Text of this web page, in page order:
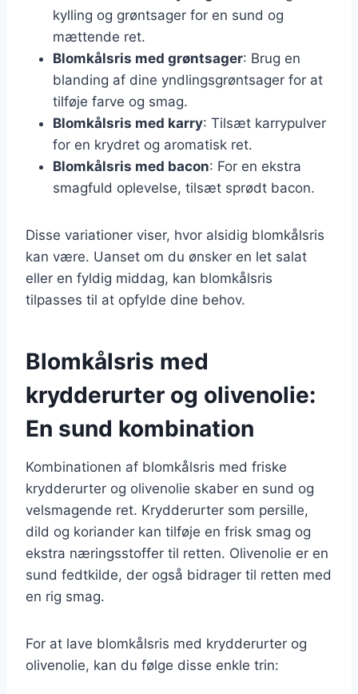
kylling og grøntsager for en sund og
mættende ret.
Blomkålsris med grøntsager: Brug en
blanding af dine yndlingsgrøntsager for at
tilføje farve og smag.
Blomkålsris med karry: Tilsæt karrypulver
for en krydret og aromatisk ret.
Blomkålsris med bacon: For en ekstra
smagfuld oplevelse, tilsæt sprødt bacon.
Disse variationer viser, hvor alsidig blomkålsris
kan være. Uanset om du ønsker en let salat
eller en fyldig middag, kan blomkålsris
tilpasses til at opfylde dine behov.
Blomkålsris med
krydderurter og olivenolie:
En sund kombination
Kombinationen af blomkålsris med friske
krydderurter og olivenolie skaber en sund og
velsmagende ret. Krydderurter som persille,
dild og koriander kan tilføje en frisk smag og
ekstra næringsstoffer til retten. Olivenolie er en
sund fedtkilde, der også bidrager til retten med
en rig smag.
For at lave blomkålsris med krydderurter og
olivenolie, kan du følge disse enkle trin: